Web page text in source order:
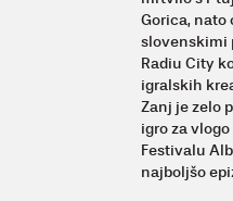
Gorica, nato
slovenskimi
Radiu City
igralskih
Zanj je zelo
igro za
Festivalu
najboljšo